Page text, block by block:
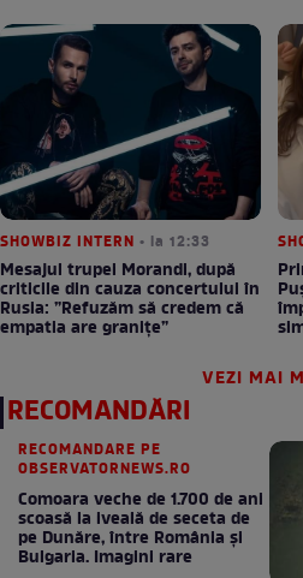
SHOWBIZ INTERN • la 12:33
Mesajul trupei Morandi, după
criticile din cauza concertului în
Rusia: ”Refuzăm să credem că
empatia are granițe”
VEZI MAI
RECOMANDĂRI
RECOMANDARE PE
OBSERVATORNEWS.RO
Comoara veche de 1.700 de ani
scoasă la iveală de seceta de
pe Dunăre, între România şi
Bulgaria. Imagini rare